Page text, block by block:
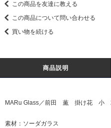
この商品を友達に教える
この商品について問い合わせる
買い物を続ける
商品説明
MARu Glass／前田 薫 掛け花 小
素材：ソーダガラス